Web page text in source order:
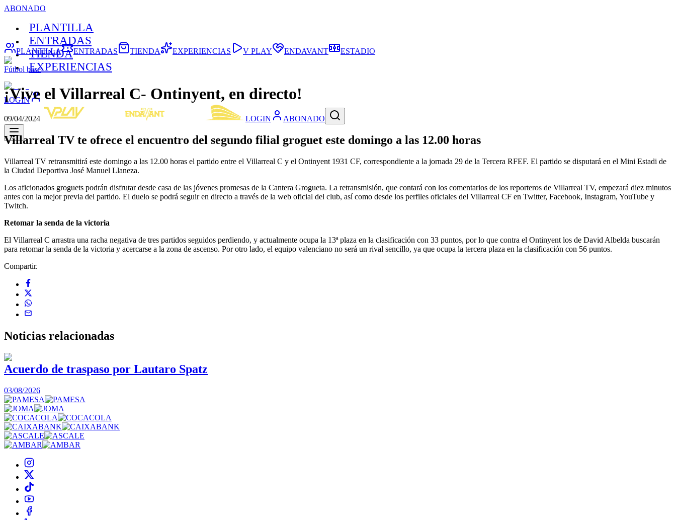
ABONADO
PLANTILLA
ENTRADAS
TIENDA
EXPERIENCIAS
LOGIN
LOGIN ABONADO
PLANTILLA ENTRADAS TIENDA EXPERIENCIAS V PLAY ENDAVANT ESTADIO
Fútbol base
¡Vive el Villarreal C- Ontinyent, en directo!
09/04/2024
Villarreal TV te ofrece el encuentro del segundo filial groguet este domingo a las 12.00 horas
Villarreal TV retransmitirá este domingo a las 12.00 horas el partido entre el Villarreal C y el Ontinyent 1931 CF, correspondiente a la jornada 29 de la Tercera RFEF. El partido se disputará en el Mini Estadi de
la Ciudad Deportiva José Manuel Llaneza.
Los aficionados groguets podrán disfrutar desde casa de las jóvenes promesas de la Cantera Grogueta. La retransmisión, que contará con los comentarios de los reporteros de Villarreal TV, empezará diez minutos
antes con la mejor previa del partido. El duelo se podrá seguir en directo a través de la web oficial del club, así como desde los perfiles oficiales del Villarreal CF en Twitter, Facebook, Instagram, YouTube y
Twitch.
Retomar la senda de la victoria
El Villarreal C arrastra una racha negativa de tres partidos seguidos perdiendo, y actualmente ocupa la 13ª plaza en la clasificación con 33 puntos, por lo que contra el Ontinyent los de David Albelda buscarán
para retomar la senda de la victoria y acercarse a la zona de ascenso. Por otro lado, el equipo valenciano no será un rival sencillo, ya que ocupa la tercera plaza en la clasificación con 56 puntos.
Compartir.
Noticias relacionadas
Acuerdo de traspaso por Lautaro Spatz
03/08/2026